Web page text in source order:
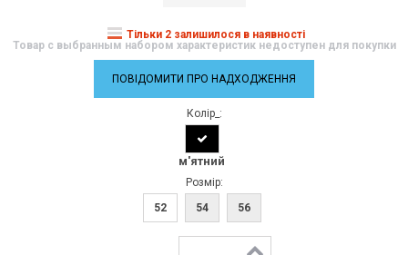
Тільки 2 залишилося в наявності
Товар с выбранным набором характеристик недоступен для покупки
ПОВІДОМИТИ ПРО НАДХОДЖЕННЯ
Колір_:
м'ятний
Розмір:
52
54 56